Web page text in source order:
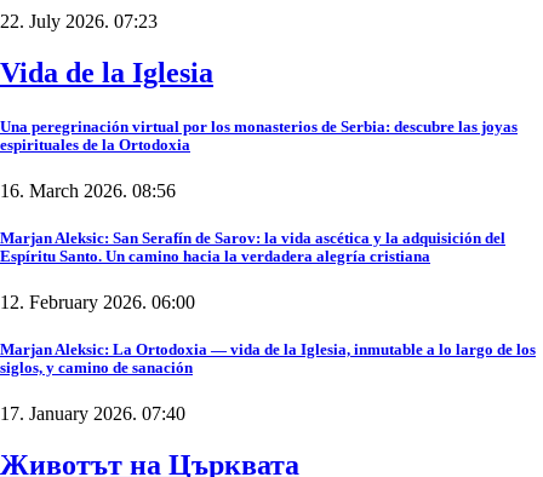
22. July 2026. 07:23
Vida de la Iglesia
Una peregrinación virtual por los monasterios de Serbia: descubre las joyas
espirituales de la Ortodoxia
16. March 2026. 08:56
Marjan Aleksic: San Serafín de Sarov: la vida ascética y la adquisición del
Espíritu Santo. Un camino hacia la verdadera alegría cristiana
12. February 2026. 06:00
Marjan Aleksic: La Ortodoxia — vida de la Iglesia, inmutable a lo largo de los
siglos, y camino de sanación
17. January 2026. 07:40
Животът на Църквата